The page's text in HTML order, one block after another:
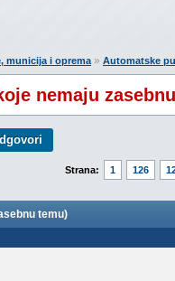
municija i oprema» Automatske
nemaju
Strana: 1 126
temu)